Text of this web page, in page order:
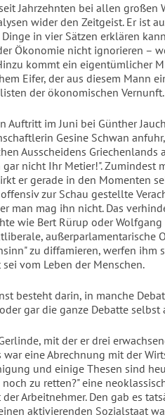
Jahrzehnten bei allen großen
wider den Zeitgeist. Er ist
in vier Sätzen erklären
Ökonomie nicht ignorieren –
kommt ein eigentümlicher
Eifer, der aus diesem Mann
der ökonomischen Vernunft.
Auftritt im Juni bei Günther
Gesine Schwan
Ausscheidens Griechenlands
gar nicht Ihr Metier!". Zumindest
er gerade in den Momenten
zur Schau gestellte
man mag ihn nicht. Das
wie Bert Rürup oder
außerparlamentarische
zu diffamieren, werfen ihm
vom Leben der Menschen.
besteht darin, in manche
gar die ganze Debatte selbst
mit der er drei
war eine Abrechnung mit der
und einige Thesen sind
zu retten?" eine
Arbeitnehmer. Den gab es
aktivierenden Sozialstaat